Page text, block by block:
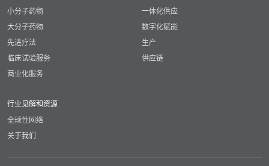
小分子药物
大分子药物
先进疗法
临床试验服务
商业化服务
一体化供应
数字化赋能
生产
供应链
行业见解和资源
全球性网络
关于我们